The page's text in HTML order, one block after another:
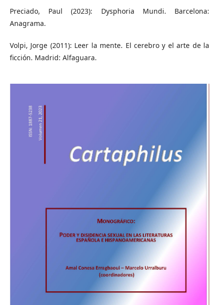
Preciado, Paul (2023): Dysphoria Mundi. Barcelona:
Anagrama.
Volpi, Jorge (2011): Leer la mente. El cerebro y el arte de la
ficción. Madrid: Alfaguara.